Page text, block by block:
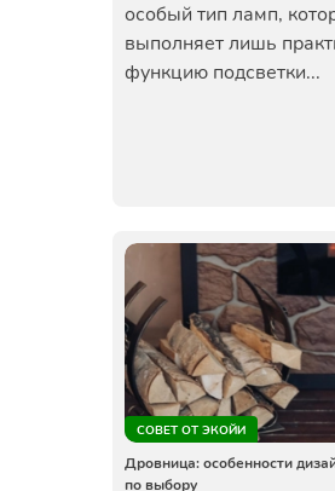
особый тип ламп,
выполняет лишь
функцию подсветки...
СОВЕТ ОТ ЭКОЙИ
Дровница: особенности
по выбору